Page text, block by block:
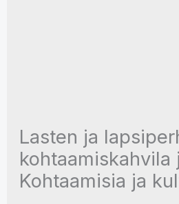
Lasten ja
kohtaamiskahvila
Kohtaamisia ja